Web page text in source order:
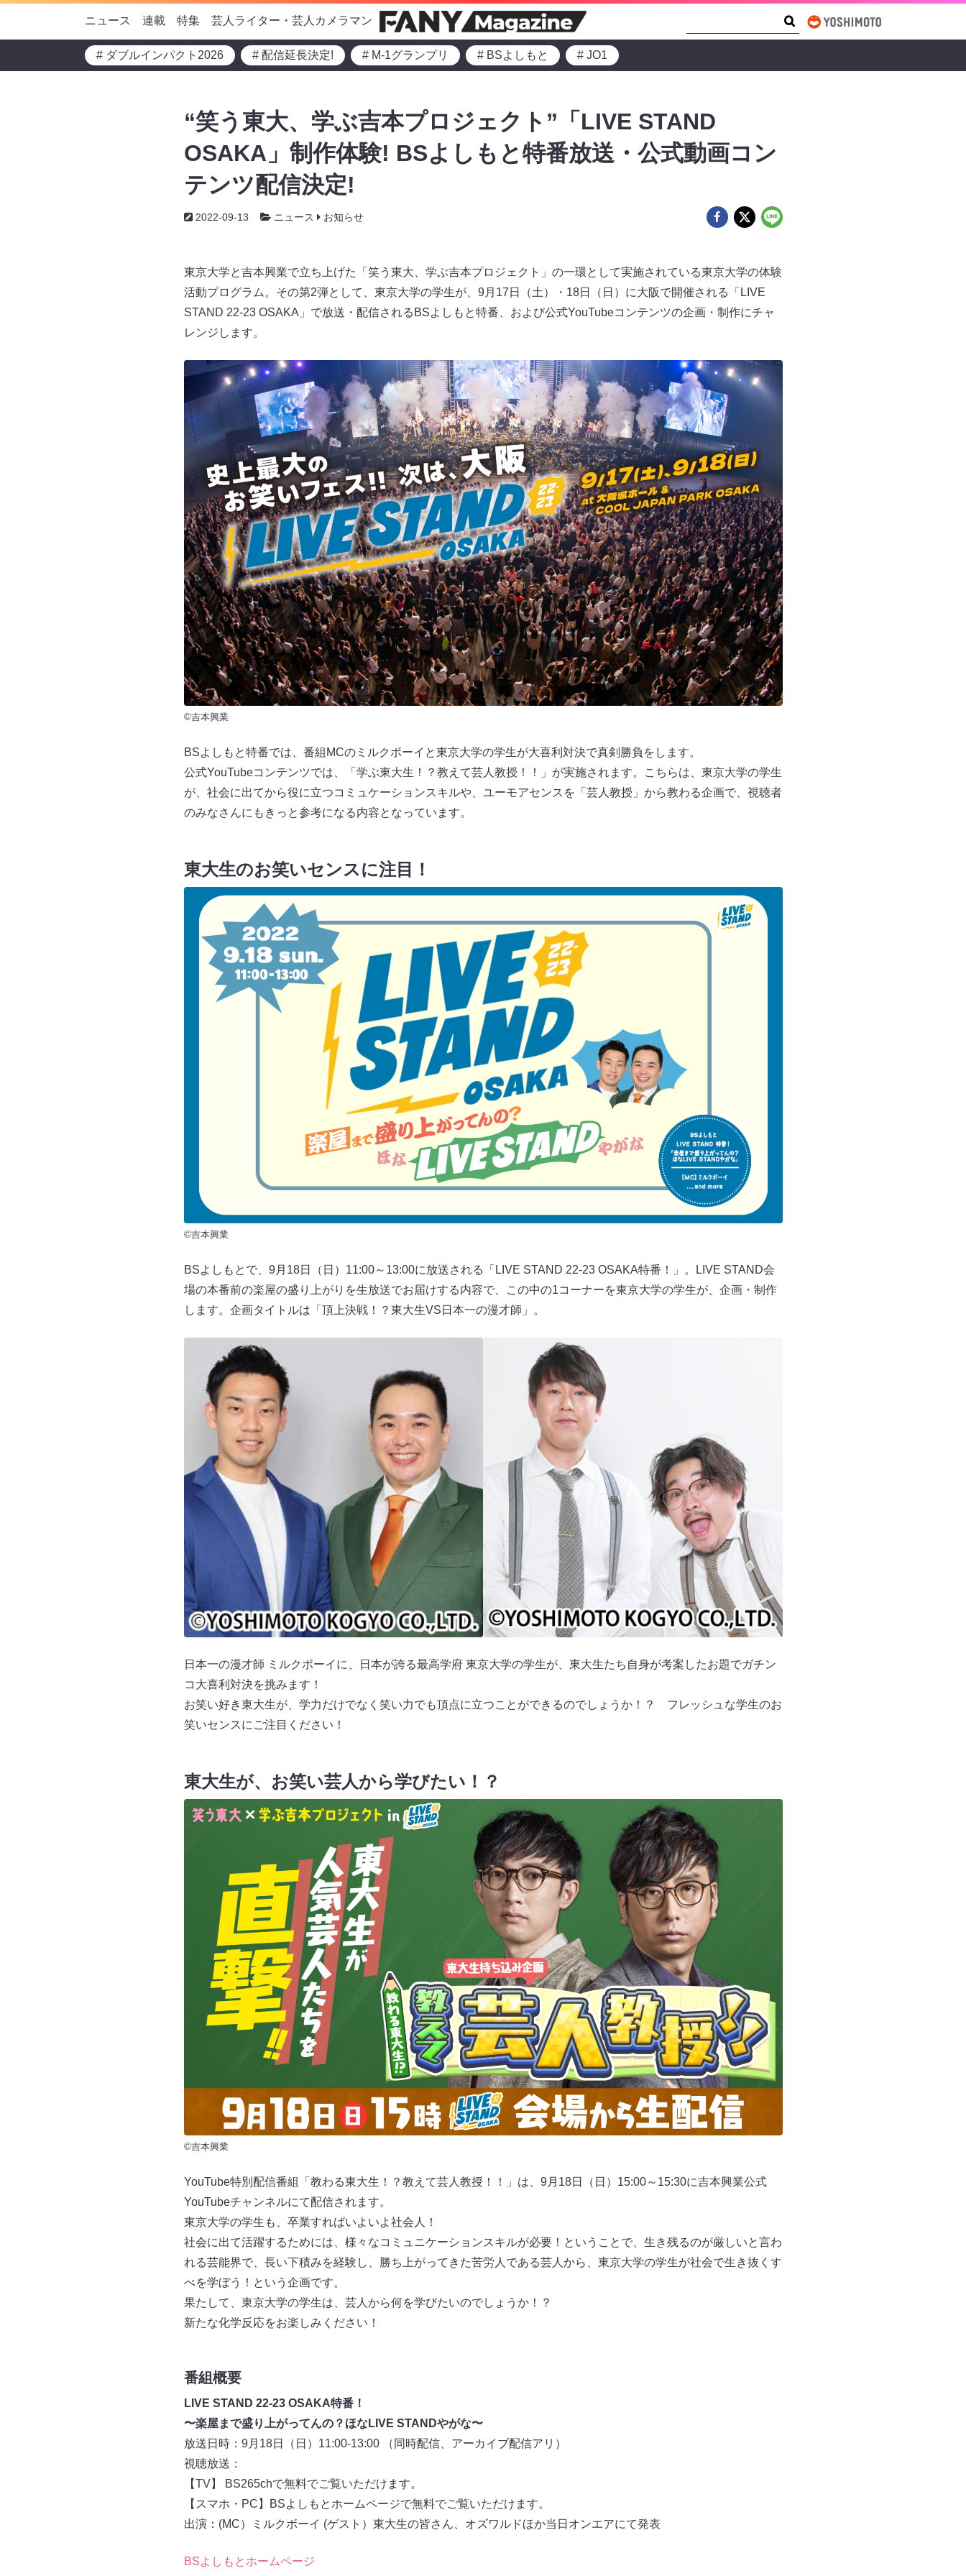
ニュース 連載 特集 芸人ライター・芸人カメラマン
# ダブルインパクト2026 # 配信延長決定! # M-1グランプリ # BSよしもと # JO1
“笑う東大、学ぶ吉本プロジェクト”「LIVE STAND
OSAKA」制作体験! BSよしもと特番放送・公式動画コン
テンツ配信決定!
2022-09-13 ニュース お知らせ
東京大学と吉本興業で立ち上げた「笑う東大、学ぶ吉本プロジェクト」の一環として実施されている東京大学の体験
活動プログラム。その第2弾として、東京大学の学生が、9月17日（土）・18日（日）に大阪で開催される「LIVE
STAND 22-23 OSAKA」で放送・配信されるBSよしもと特番、および公式YouTubeコンテンツの企画・制作にチャ
レンジします。
©吉本興業
BSよしもと特番では、番組MCのミルクボーイと東京大学の学生が大喜利対決で真剣勝負をします。
公式YouTubeコンテンツでは、「学ぶ東大生！？教えて芸人教授！！」が実施されます。こちらは、東京大学の学生
が、社会に出てから役に立つコミュケーションスキルや、ユーモアセンスを「芸人教授」から教わる企画で、視聴者
のみなさんにもきっと参考になる内容となっています。
東大生のお笑いセンスに注目！
©吉本興業
BSよしもとで、9月18日（日）11:00～13:00に放送される「LIVE STAND 22‐23 OSAKA特番！」。LIVE STAND会
場の本番前の楽屋の盛り上がりを生放送でお届けする内容で、この中の1コーナーを東京大学の学生が、企画・制作
します。企画タイトルは「頂上決戦！？東大生VS日本一の漫才師」。
日本一の漫才師 ミルクボーイに、日本が誇る最高学府 東京大学の学生が、東大生たち自身が考案したお題でガチン
コ大喜利対決を挑みます！
お笑い好き東大生が、学力だけでなく笑い力でも頂点に立つことができるのでしょうか！？ フレッシュな学生のお
笑いセンスにご注目ください！
東大生が、お笑い芸人から学びたい！？
©吉本興業
YouTube特別配信番組「教わる東大生！？教えて芸人教授！！」は、9月18日（日）15:00～15:30に吉本興業公式
YouTubeチャンネルにて配信されます。
東京大学の学生も、卒業すればいよいよ社会人！
社会に出て活躍するためには、様々なコミュニケーションスキルが必要！ということで、生き残るのが厳しいと言わ
れる芸能界で、長い下積みを経験し、勝ち上がってきた苦労人である芸人から、東京大学の学生が社会で生き抜くす
べを学ぼう！という企画です。
果たして、東京大学の学生は、芸人から何を学びたいのでしょうか！？
新たな化学反応をお楽しみください！
番組概要
LIVE STAND 22-23 OSAKA特番！
〜楽屋まで盛り上がってんの？ほなLIVE STANDやがな〜
放送日時：9月18日（日）11:00-13:00 （同時配信、アーカイブ配信アリ）
視聴放送：
【TV】 BS265chで無料でご覧いただけます。
【スマホ・PC】BSよしもとホームページで無料でご覧いただけます。
出演：(MC）ミルクボーイ (ゲスト）東大生の皆さん、オズワルドほか当日オンエアにて発表
BSよしもとホームページ